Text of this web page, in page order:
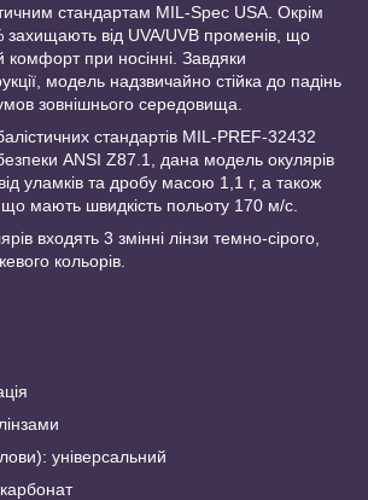
стандартам MIL-Spec USA. Окрім
захищають від UVA/UVB променів, що
комфорт при носінні. Завдяки
модель надзвичайно стійка до падінь
зовнішнього середовища.
стандартів MIL-PREF-32432
ANSI Z87.1, дана модель окулярів
уламків та дробу масою 1,1 г, а також
що мають швидкість польоту 170 м/с.
входять 3 змінні лінзи темно-сірого,
кольорів.
універсальний